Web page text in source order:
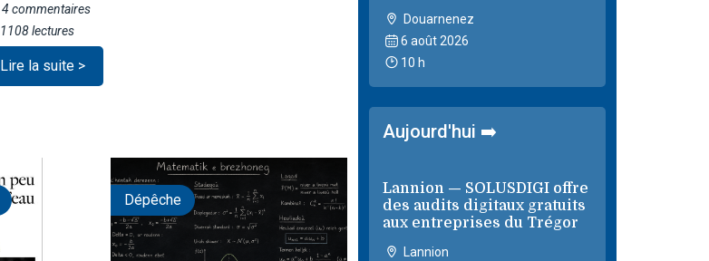
4 commentaires
1108 lectures
Lire la suite >
Dépêche
Douarnenez
6 août 2026
10 h
Aujourd'hui ➡️
Lannion — SOLUSDIGI offre
des audits digitaux gratuits
aux entreprises du Trégor
Lannion